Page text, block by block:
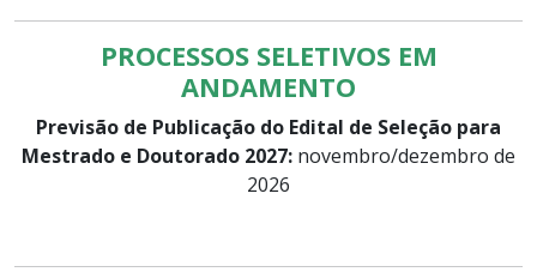
PROCESSOS SELETIVOS EM
ANDAMENTO
Previsão de Publicação do Edital de Seleção para
Mestrado e Doutorado 2027: novembro/dezembro de
2026